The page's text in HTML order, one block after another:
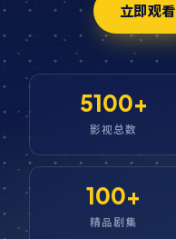
立即观看
5100+
影视总数
100+
精品剧集